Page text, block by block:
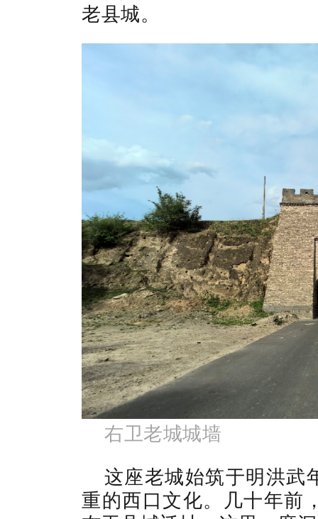
老县城。
右卫老城城墙
这座老城始筑于明洪武
重的西口文化。几十年前